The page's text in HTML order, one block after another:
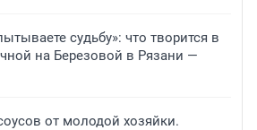
судьбу»: что творится в
на Березовой в Рязани —
от молодой хозяйки.